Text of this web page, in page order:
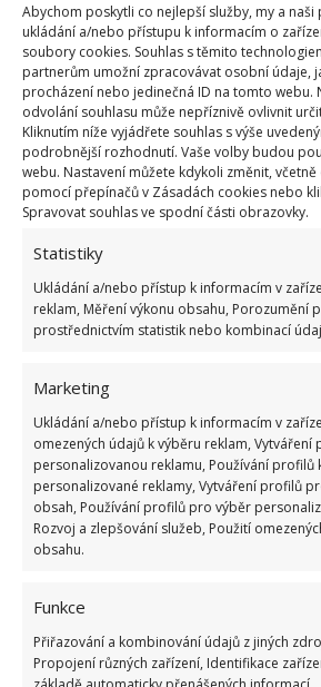
Abychom poskytli co nejlepší služby, my a
ukládání a/nebo přístupu k informacím o
soubory cookies. Souhlas s těmito
partnerům umožní zpracovávat osobní údaje,
procházení nebo jedinečná ID na tomto webu.
odvolání souhlasu může nepříznivě ovlivnit
Kliknutím níže vyjádřete souhlas s výše
podrobnější rozhodnutí. Vaše volby budou
webu. Nastavení můžete kdykoli změnit,
pomocí přepínačů v Zásadách cookies nebo
Spravovat souhlas ve spodní části obrazovky.
Statistiky
Ukládání a/nebo přístup k informacím v
reklam, Měření výkonu obsahu, Porozumění
prostřednictvím statistik nebo kombinací
Marketing
Ukládání a/nebo přístup k informacím v
omezených údajů k výběru reklam, Vytváření
personalizovanou reklamu, Používání profilů
personalizované reklamy, Vytváření profilů
obsah, Používání profilů pro výběr
Rozvoj a zlepšování služeb, Použití
obsahu.
Funkce
Přiřazování a kombinování údajů z jiných
Propojení různých zařízení, Identifikace
Fotografie: J. / Creative Commons /
Je důležité čistit filtr pravidelně,
dva měsíce, nebo když si všimnete
pomalé otáčení nebo absence
problémy mohou být
vypouštěcím čerpadlemnebo
Dodržováním těchto jednoduchých
vaší pračky a udržet ji ve špičkové